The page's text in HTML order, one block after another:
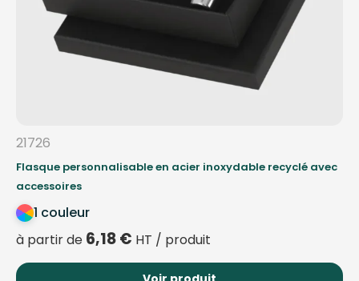
21726
Flasque personnalisable en acier inoxydable recyclé avec
accessoires
1 couleur
à partir de 6,18€ HT / produit